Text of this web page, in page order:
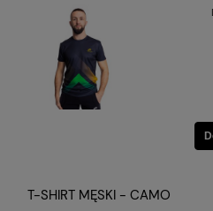
T-SHIRT MĘSKI - CAMO